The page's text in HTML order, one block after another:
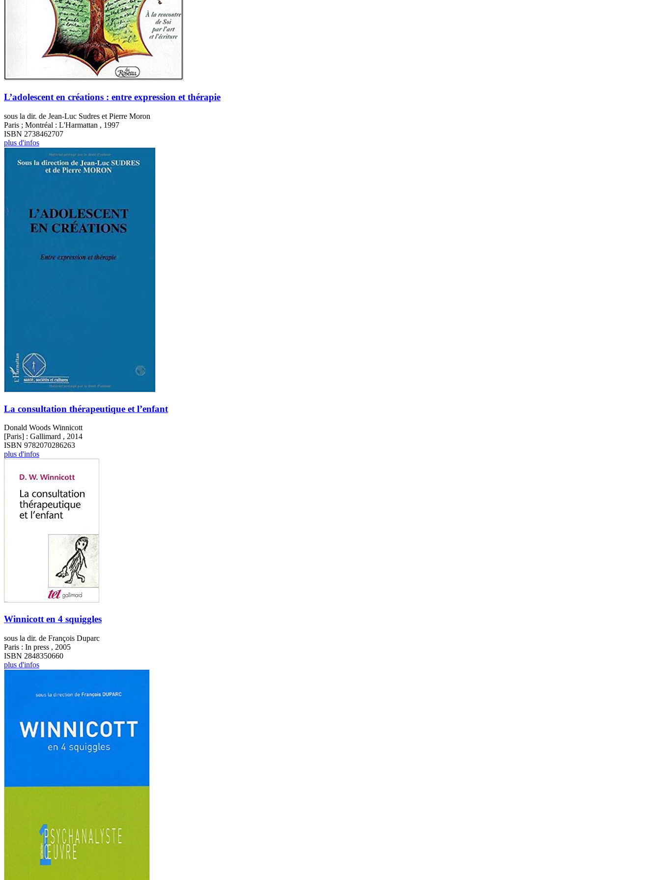
L’adolescent en créations : entre expression et thérapie
sous la dir. de Jean-Luc Sudres et Pierre Moron
Paris ; Montréal : L'Harmattan , 1997
ISBN 2738462707
plus d'infos
La consultation thérapeutique et l’enfant
Donald Woods Winnicott
[Paris] : Gallimard , 2014
ISBN 9782070286263
plus d'infos
Winnicott en 4 squiggles
sous la dir. de François Duparc
Paris : In press , 2005
ISBN 2848350660
plus d'infos